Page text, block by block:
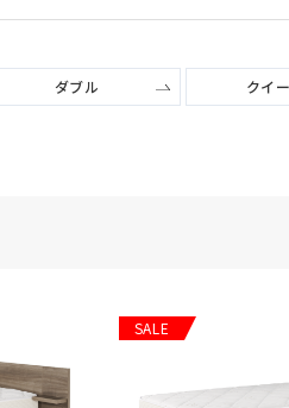
ダブル クイ
SALE